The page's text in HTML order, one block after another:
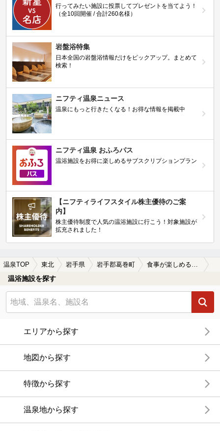
行ってみたい施設に投票してプレゼントを当てよう！
（全10回開催 / 合計260名様）
岩盤浴特集
日本全国の岩盤浴情報だけをピックアップ。まとめて
検索！
ニフティ温泉ニュース
温泉にもっと行きたくなる！お得な情報を掲載中
ニフティ温泉 おふろパス
温浴施設をお得に楽しめるサブスクリプションプラン
【ニフティライフスタイル株主優待のご案
内】
株主優待制度で人気の温浴施設に行こう！対象施設が
拡充されました！
温泉TOP 東北 岩手県 岩手郡葛巻町 食事が楽しめる岩手郡葛巻町の温泉、日帰り温泉、スーパー銭湯おすすめ
温浴施設を探す
エリアから探す
地図から探す
特徴から探す
温泉地から探す